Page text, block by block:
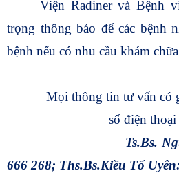
Viện Radiner và Bệnh
trọng thông báo để các bệnh
bệnh nếu có nhu cầu khám
Mọi thông tin tư vấn có
số điện thoại
Ts.Bs. Nguyễn
666 268; Ths.Bs.Kiều Tố